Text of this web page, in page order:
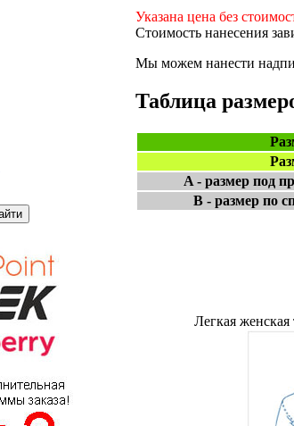
Указана цена без
Стоимость нанесения
Мы можем нанести
Таблица
A - размер под
B - размер по
Легкая